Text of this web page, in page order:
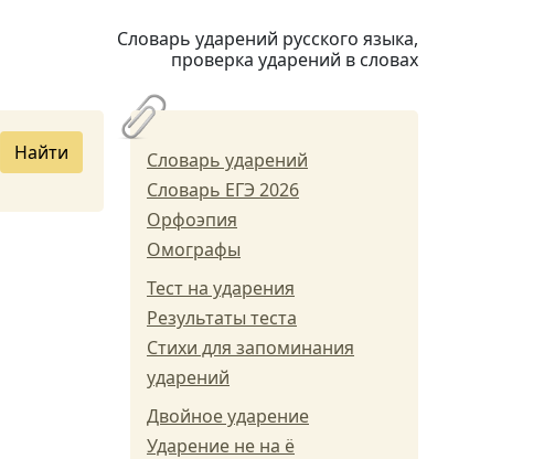
Словарь ударений русского языка,
проверка ударений в словах
Найти
Словарь ударений
Словарь ЕГЭ 2026
Орфоэпия
Омографы
Тест на ударения
Результаты теста
Стихи для запоминания
ударений
Двойное ударение
Ударение не на ё